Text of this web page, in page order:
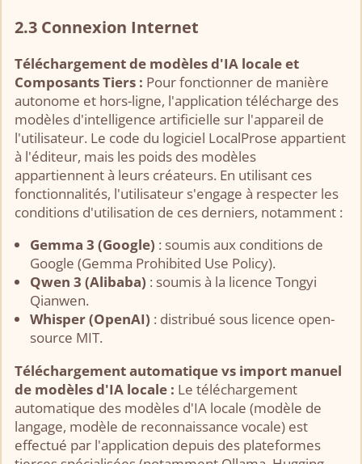
2.3 Connexion Internet
Téléchargement de modèles d'IA locale et
Composants Tiers : Pour fonctionner de manière
autonome et hors-ligne, l'application télécharge des
modèles d'intelligence artificielle sur l'appareil de
l'utilisateur. Le code du logiciel LocalProse appartient
à l'éditeur, mais les poids des modèles
appartiennent à leurs créateurs. En utilisant ces
fonctionnalités, l'utilisateur s'engage à respecter les
conditions d'utilisation de ces derniers, notamment :
Gemma 3 (Google) : soumis aux conditions de
Google (Gemma Prohibited Use Policy).
Qwen 3 (Alibaba) : soumis à la licence Tongyi
Qianwen.
Whisper (OpenAI) : distribué sous licence open-
source MIT.
Téléchargement automatique vs import manuel
de modèles d'IA locale : Le téléchargement
automatique des modèles d'IA locale (modèle de
langage, modèle de reconnaissance vocale) est
effectué par l'application depuis des plateformes